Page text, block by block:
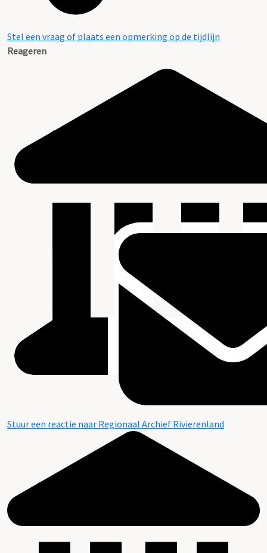
Stel een vraag of plaats een opmerking op de tijdlijn
Reageren
Stuur een reactie naar Regionaal Archief Rivierenland